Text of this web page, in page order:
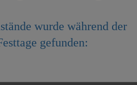
wurde während der
gefunden: